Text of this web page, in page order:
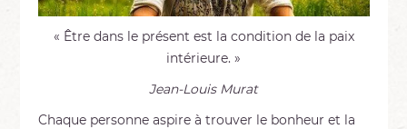
« Être dans le présent est la condition de la paix
intérieure. »
Jean-Louis Murat
Chaque personne aspire à trouver le bonheur et la